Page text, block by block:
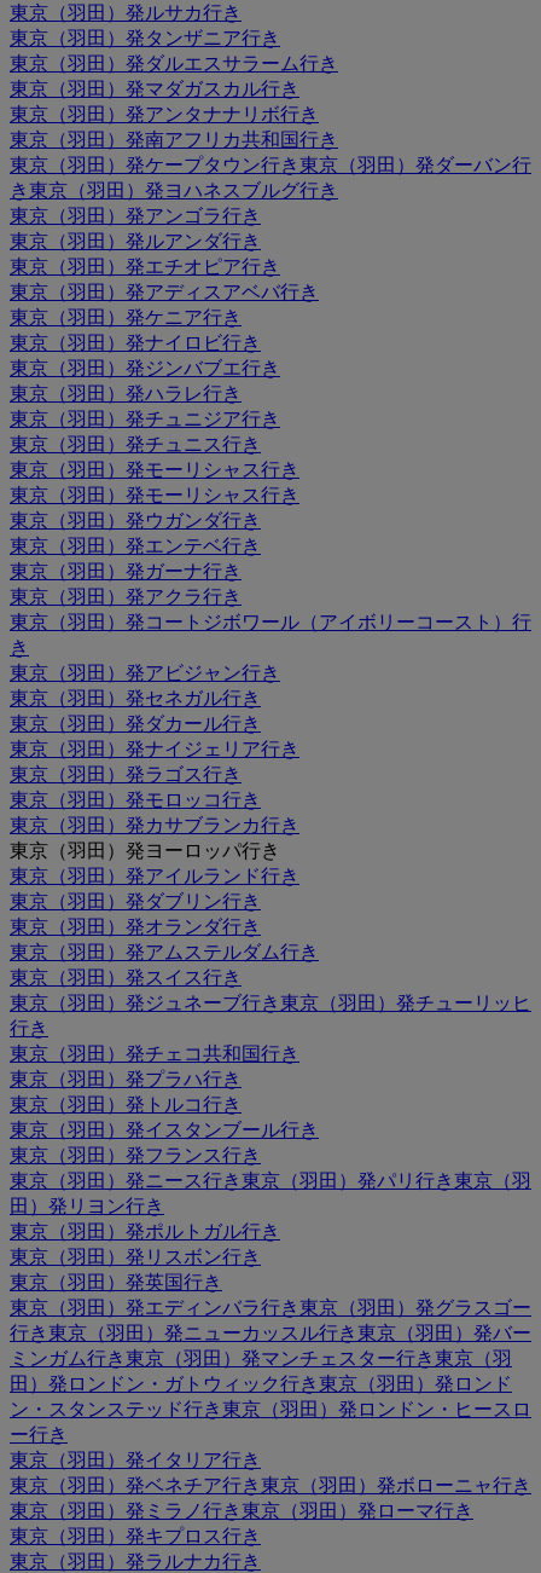
東京（羽田）発ルサカ行き
東京（羽田）発タンザニア行き
東京（羽田）発ダルエスサラーム行き
東京（羽田）発マダガスカル行き
東京（羽田）発アンタナナリボ行き
東京（羽田）発南アフリカ共和国行き
東京（羽田）発ケープタウン行き東京（羽田）発ダーバン行
き東京（羽田）発ヨハネスブルグ行き
東京（羽田）発アンゴラ行き
東京（羽田）発ルアンダ行き
東京（羽田）発エチオピア行き
東京（羽田）発アディスアベバ行き
東京（羽田）発ケニア行き
東京（羽田）発ナイロビ行き
東京（羽田）発ジンバブエ行き
東京（羽田）発ハラレ行き
東京（羽田）発チュニジア行き
東京（羽田）発チュニス行き
東京（羽田）発モーリシャス行き
東京（羽田）発モーリシャス行き
東京（羽田）発ウガンダ行き
東京（羽田）発エンテベ行き
東京（羽田）発ガーナ行き
東京（羽田）発アクラ行き
東京（羽田）発コートジボワール（アイボリーコースト）行
き
東京（羽田）発アビジャン行き
東京（羽田）発セネガル行き
東京（羽田）発ダカール行き
東京（羽田）発ナイジェリア行き
東京（羽田）発ラゴス行き
東京（羽田）発モロッコ行き
東京（羽田）発カサブランカ行き
東京（羽田）発ヨーロッパ行き
東京（羽田）発アイルランド行き
東京（羽田）発ダブリン行き
東京（羽田）発オランダ行き
東京（羽田）発アムステルダム行き
東京（羽田）発スイス行き
東京（羽田）発ジュネーブ行き東京（羽田）発チューリッヒ
行き
東京（羽田）発チェコ共和国行き
東京（羽田）発プラハ行き
東京（羽田）発トルコ行き
東京（羽田）発イスタンブール行き
東京（羽田）発フランス行き
東京（羽田）発ニース行き東京（羽田）発パリ行き東京（羽
田）発リヨン行き
東京（羽田）発ポルトガル行き
東京（羽田）発リスボン行き
東京（羽田）発英国行き
東京（羽田）発エディンバラ行き東京（羽田）発グラスゴー
行き東京（羽田）発ニューカッスル行き東京（羽田）発バー
ミンガム行き東京（羽田）発マンチェスター行き東京（羽
田）発ロンドン・ガトウィック行き東京（羽田）発ロンド
ン・スタンステッド行き東京（羽田）発ロンドン・ヒースロ
ー行き
東京（羽田）発イタリア行き
東京（羽田）発ベネチア行き東京（羽田）発ボローニャ行き
東京（羽田）発ミラノ行き東京（羽田）発ローマ行き
東京（羽田）発キプロス行き
東京（羽田）発ラルナカ行き